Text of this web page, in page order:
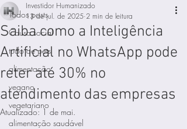
Todos posts
Causa social
tudo de pets
alimentação
vegano
vegetariano
alimentação saudável
Saiba como a Inteligência
Artificial no WhatsApp pode
reter até 30% no
atendimento das empresas
Investidor Humanizado
13 de jul. de 2025 2 min de leitura
Atualizado:1 de mai.